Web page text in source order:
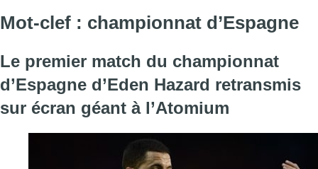
Mot-clef : championnat d’Espagne
Le premier match du championnat
d’Espagne d’Eden Hazard retransmis
sur écran géant à l’Atomium